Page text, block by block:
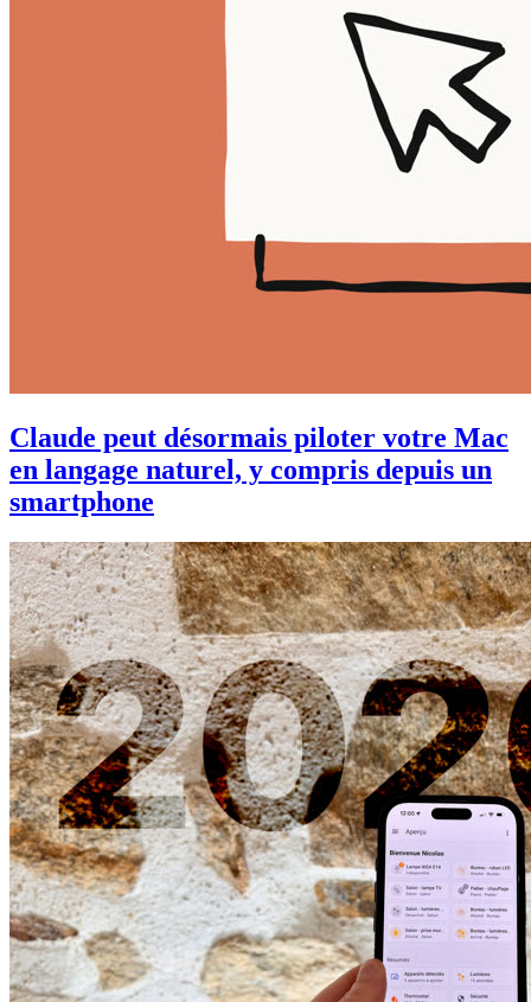
Claude peut désormais piloter votre Mac
en langage naturel, y compris depuis un
smartphone